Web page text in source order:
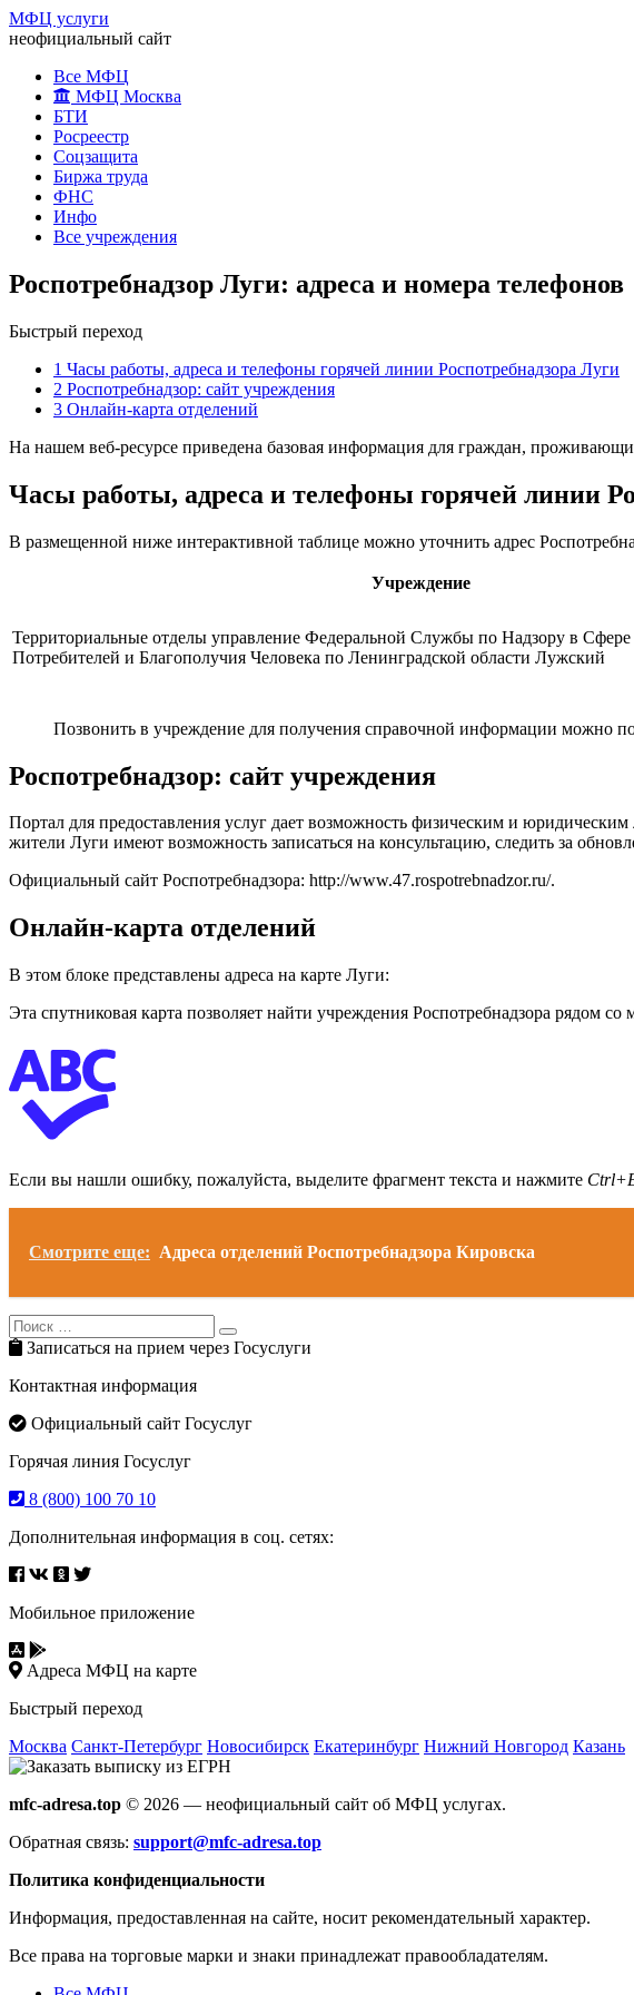
МФЦ услуги
неофициальный сайт
Все МФЦ
МФЦ Москва
БТИ
Росреестр
Соцзащита
Биржа труда
ФНС
Инфо
Все учреждения
Роспотребнадзор Луги: адреса и номера телефонов
Быстрый переход
1 Часы работы, адреса и телефоны горячей линии Роспотребнадзора Луги
2 Роспотребнадзор: сайт учреждения
3 Онлайн-карта отделений
На нашем веб-ресурсе приведена базовая информация для граждан,
Часы работы, адреса и телефоны горячей линии
В размещенной ниже интерактивной таблице можно уточнить адрес
Учреждение
Территориальные отделы управление Федеральной Службы по Надзору в
Потребителей и Благополучия Человека по Ленинградской области Лужский
Позвонить в учреждение для получения справочной информации можно
Роспотребнадзор: сайт учреждения
Портал для предоставления услуг дает возможность физическим и
жители Луги имеют возможность записаться на консультацию, следить за
Официальный сайт Роспотребнадзора: http://www.47.rospotrebnadzor.ru/.
Онлайн-карта отделений
В этом блоке представлены адреса на карте Луги:
Эта спутниковая карта позволяет найти учреждения Роспотребнадзора рядом
Если вы нашли ошибку, пожалуйста, выделите фрагмент текста и нажмите
Смотрите еще: Адреса отделений Роспотребнадзора Кировска
Search
for:
Search
Записаться на прием через Госуслуги
Контактная информация
Официальный сайт Госуслуг
Горячая линия Госуслуг
8 (800) 100 70 10
Дополнительная информация в соц. сетях:
Мобильное приложение
Адреса МФЦ на карте
Быстрый переход
Москва Санкт-Петербург Новосибирск Екатеринбург Нижний Новгород Казань
mfc-adresa.top © 2026 — неофициальный сайт об МФЦ услугах.
Обратная связь: support@mfc-adresa.top
Политика конфиденциальности
Информация, предоставленная на сайте, носит рекомендательный характер.
Все права на торговые марки и знаки принадлежат правообладателям.